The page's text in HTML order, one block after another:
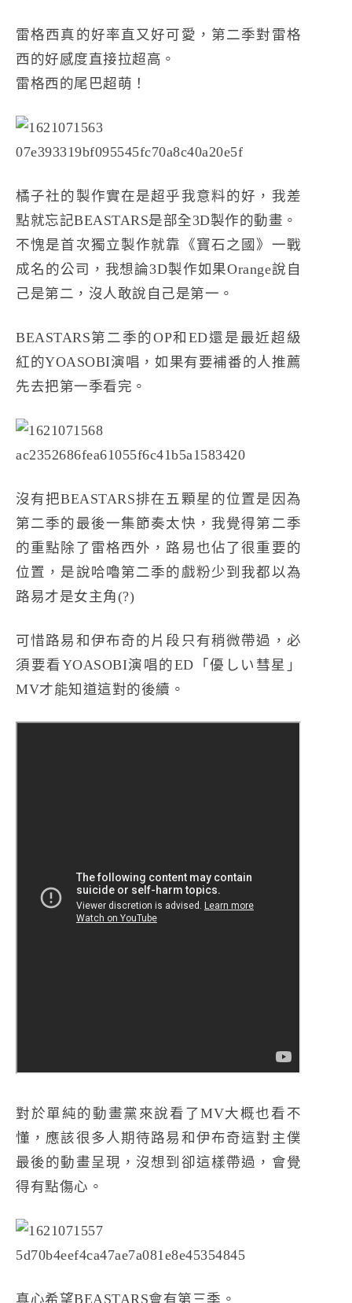
雷格西真的好率直又好可愛，第二季對雷格
西的好感度直接拉超高。
雷格西的尾巴超萌！
橘子社的製作實在是超乎我意料的好，我差
點就忘記BEASTARS是部全3D製作的動畫。
不愧是首次獨立製作就靠《寶石之國》一戰
成名的公司，我想論3D製作如果Orange說自
己是第二，沒人敢說自己是第一。
BEASTARS第二季的OP和ED還是最近超級
紅的YOASOBI演唱，如果有要補番的人推薦
先去把第一季看完。
沒有把BEASTARS排在五顆星的位置是因為
第二季的最後一集節奏太快，我覺得第二季
的重點除了雷格西外，路易也佔了很重要的
位置，是說哈嚕第二季的戲粉少到我都以為
路易才是女主角(?)
可惜路易和伊布奇的片段只有稍微帶過，必
須要看YOASOBI演唱的ED「優しい彗星」
MV才能知道這對的後續。
對於單純的動畫黨來說看了MV大概也看不
懂，應該很多人期待路易和伊布奇這對主僕
最後的動畫呈現，沒想到卻這樣帶過，會覺
得有點傷心。
真心希望BEASTARS會有第三季。